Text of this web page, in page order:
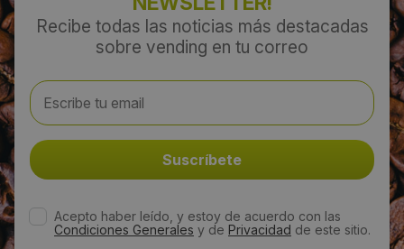
Recibe todas las noticias más destacadas
sobre vending en tu correo
Acepto haber leído, y estoy de acuerdo con las
Condiciones Generales y de Privacidad de este sitio.